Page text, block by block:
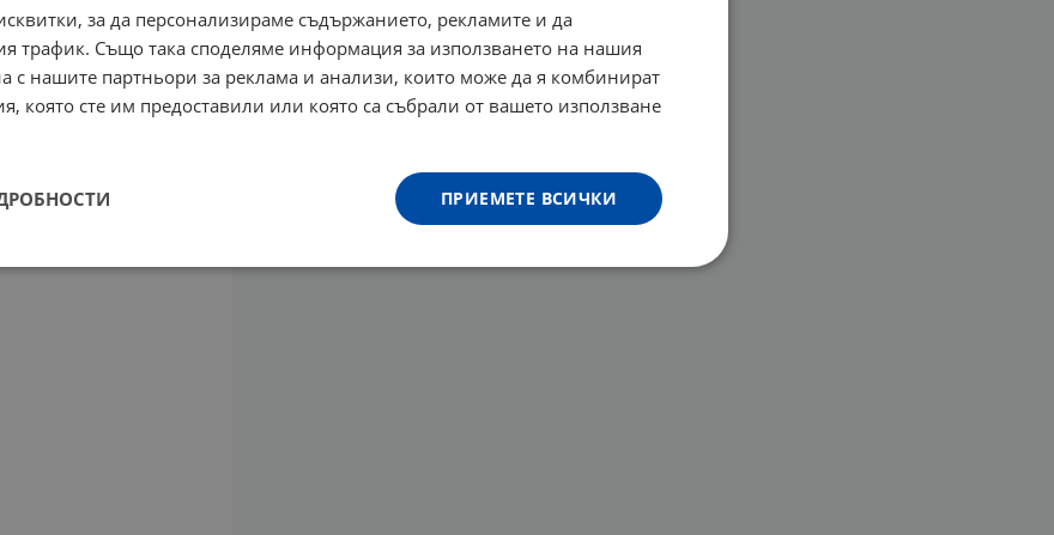
за да персонализираме съдържанието, рекламите и да
трафик. Също така споделяме информация за използването на нашия
с нашите партньори за реклама и анализи, които може да я комбинират
която сте им предоставили или която са събрали от вашето използване
ПРИЕМЕТЕ ВСИЧКИ